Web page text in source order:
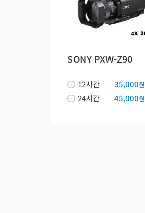
SONY PXW-Z90
12시간 35,000원
24시간 45,000원